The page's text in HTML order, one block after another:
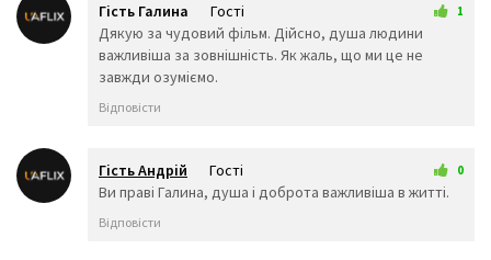
😔
😕
🙃
😲
☹️
🥵
🥶
😳
Гість Галина
Гості
4 липня 2025 22:09
1
Дякую за чудовий фільм. Дійсно, душа людини
важливіша за зовнішність. Як жаль, що ми це не
завжди озуміємо.
Відповісти
Гість Андрій
Гості
7 липня 2025 23:57
0
Bи праві Галина, душа і доброта важливіша в житті.
Відповісти